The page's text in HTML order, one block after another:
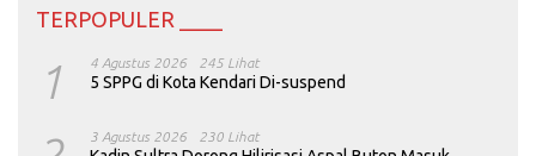
TERPOPULER ____
1 4 Agustus 2026 245 Lihat
5 SPPG di Kota Kendari Di-suspend
3 Agustus 2026 230 Lihat